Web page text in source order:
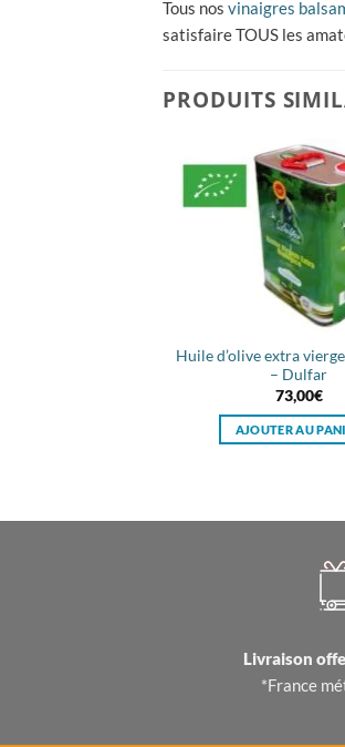
Tous nos vinaigres
satisfaire TOUS les
PRODUITS
Huile d’olive extra
– Dulfar
73,00€
AJOUTER AU
Livraison
*France